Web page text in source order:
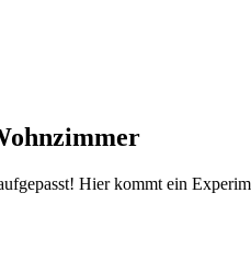
Hier kommt ein